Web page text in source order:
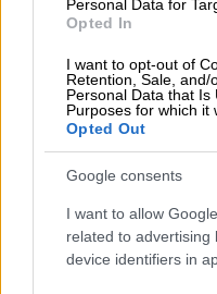
Personal Data for
Opted In
I want to opt-out of
Retention, Sale, and/
Personal Data that Is
Purposes for which it
Opted Out
Google consents
I want to allow
related to advertising
device identifiers in
Αποκλειστικό -
και εικόνες
Εκατοντάδες